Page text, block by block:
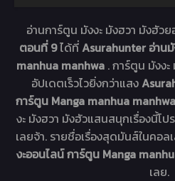
อ่านการ์ตูน มังงะ มังฮวา มังฮัว
ตอนที่ 9ได้ที่Asurahunter อ่าน
manhua manhwa . การ์ตูน มังง
อัปเดตเร็วไวยิ่งกว่าแสง
การ์ตูน Manga manhua manhwa
งะ มังฮวา มังฮัวแสนสนุกเรื่องนี้โ
เลยจ้า. รายชื่อเรื่องสุดมันส์ในคอล
งะออนไลน์ การ์ตูน Manga
เลย.